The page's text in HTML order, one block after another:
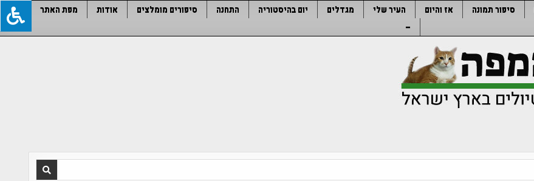
סיפור תמונה אז והיום העיר שלי מגדלים יום בהיסטוריה התחנה סיפורים מומלצים אודות
מפת האתר
–